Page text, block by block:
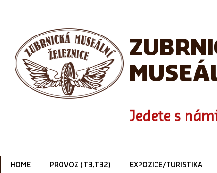
Jedete s
HOME PROVOZ (T3,T32) EXPOZICE/TURISTIKA